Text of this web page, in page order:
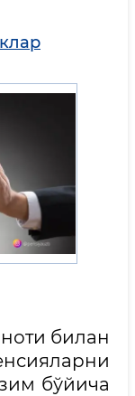
билан
бўйича